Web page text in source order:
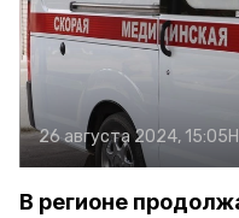
26 августа 2024, 15:05
В регионе